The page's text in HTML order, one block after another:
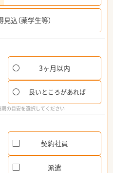
込（薬学生等）
3ヶ月以内
良いところがあれば
の目安を選択してください
契約社員
派遣